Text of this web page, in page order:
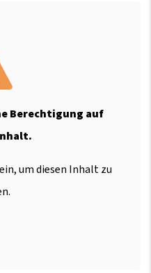
Berechtigung auf
um diesen Inhalt zu